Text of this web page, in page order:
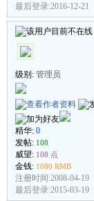
最后登录:2016-12-21
级别: 管理员
精华: 0
发帖: 108
威望: 108 点
金钱: 1080 RMB
注册时间:2008-04-19
最后登录:2015-03-19